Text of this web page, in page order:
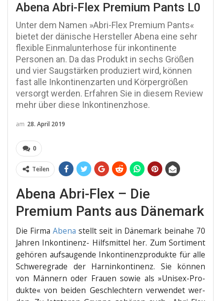
Abena Abri-Flex Premium Pants L0
Unter dem Namen »Abri-Flex Premium Pants«
bietet der dänische Hersteller Abena eine sehr
flexible Einmalunterhose für inkontinente
Personen an. Da das Produkt in sechs Größen
und vier Saugstärken produziert wird, können
fast alle Inkontinenzarten und Körpergrößen
versorgt werden. Erfahren Sie in diesem Review
mehr über diese Inkontinenzhose.
am 28. April 2019
0
Teilen
Abena Abri-Flex – Die
Premium Pants aus Dänemark
Die Fir­ma Abe­na stellt seit in Däne­mark bei­na­he 70
Jah­ren Inkon­ti­nenz- Hilfs­mit­tel her. Zum Sor­ti­ment
gehö­ren auf­sau­gen­de Inkon­ti­nenz­pro­duk­te für alle
Schwe­re­gra­de der Harn­in­kon­ti­nenz. Sie kön­nen
von Män­nern oder Frau­en sowie als »Uni­sex-Pro­
duk­te« von bei­den Geschlech­tern ver­wen­det wer­